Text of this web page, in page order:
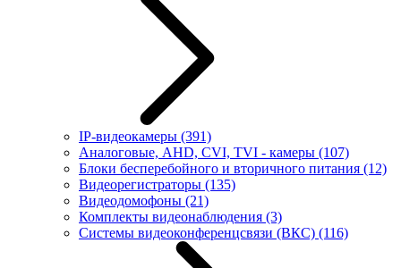
IP-видеокамеры (391)
Аналоговые, AHD, CVI, TVI - камеры (107)
Блоки бесперебойного и вторичного питания (12)
Видеорегистраторы (135)
Видеодомофоны (21)
Комплекты видеонаблюдения (3)
Системы видеоконференцсвязи (ВКС) (116)